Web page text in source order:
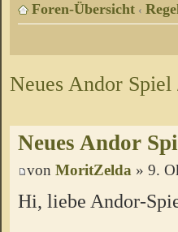
Foren-Übersicht ‹
Neues Andor
Neues Andor
von MoritZelda » 9.
Hi, liebe Andor-